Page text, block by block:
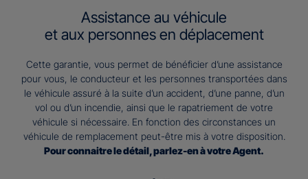
Assistance au véhicule
et aux personnes en déplacement
Cette garantie, vous permet de bénéficier d’une assistance
pour vous, le conducteur et les personnes transportées dans
le véhicule assuré à la suite d’un accident, d’une panne, d’un
vol ou d’un incendie, ainsi que le rapatriement de votre
véhicule si nécessaire. En fonction des circonstances un
véhicule de remplacement peut-être mis à votre disposition.
Pour connaitre le détail, parlez-en à votre Agent.